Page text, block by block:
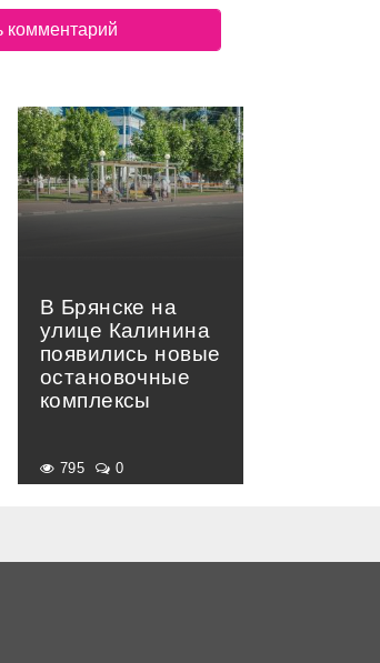
В Брянске на
улице Калинина
появились новые
остановочные
комплексы
795 0